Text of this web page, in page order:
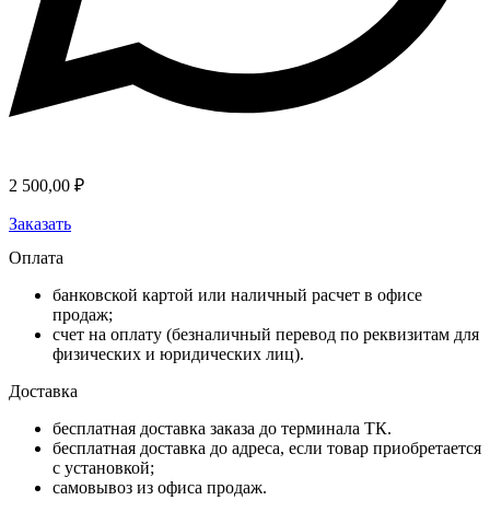
2 500,00 ₽
Заказать
Оплата
банковской картой или наличный расчет в офисе
продаж;
счет на оплату (безналичный перевод по реквизитам для
физических и юридических лиц).
Доставка
бесплатная доставка заказа до терминала ТК.
бесплатная доставка до адреса, если товар приобретается
с установкой;
самовывоз из офиса продаж.